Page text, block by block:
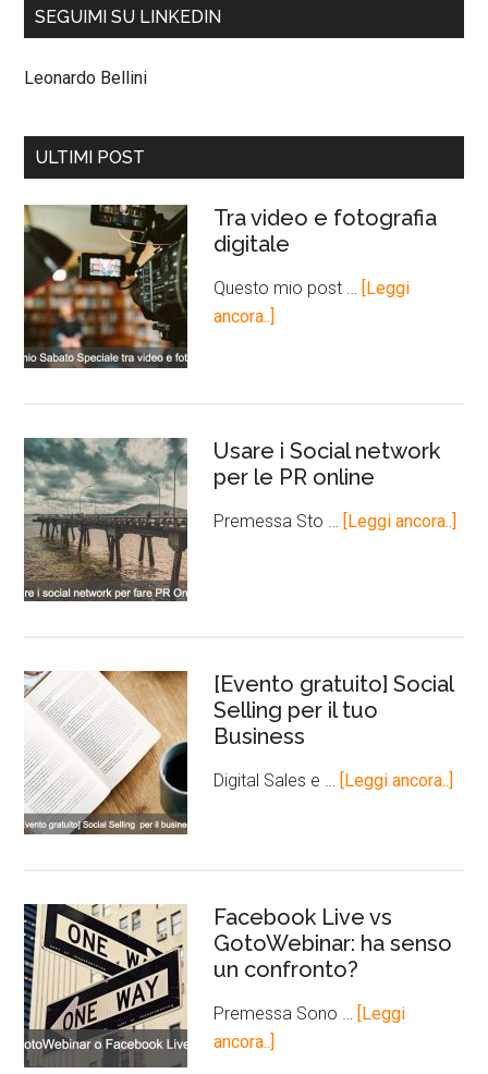
SEGUIMI SU LINKEDIN
Leonardo Bellini
ULTIMI POST
Tra video e fotografia
digitale
Questo mio post … [Leggi
ancora..]
Usare i Social network
per le PR online
Premessa Sto … [Leggi ancora..]
[Evento gratuito] Social
Selling per il tuo
Business
Digital Sales e … [Leggi ancora..]
Facebook Live vs
GotoWebinar: ha senso
un confronto?
Premessa Sono … [Leggi
ancora..]